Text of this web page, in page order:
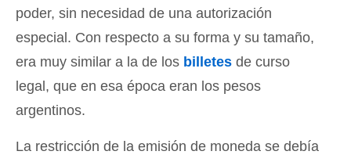
poder, sin necesidad de una autorización
especial. Con respecto a su forma y su tamaño,
era muy similar a la de los billetes de curso
legal, que en esa época eran los pesos
argentinos.
La restricción de la emisión de moneda se debía